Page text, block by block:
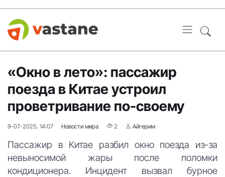
«Окно в лето»: пассажир
поезда в Китае устроил
проветривание по-своему
9-07-2025, 14:07 Новости мира 2 Айгерим
Пассажир в Китае разбил окно поезда из-за
невыносимой жары после поломки
кондиционера. Инцидент вызвал бурное